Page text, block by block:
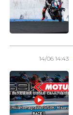
14/06 14:43